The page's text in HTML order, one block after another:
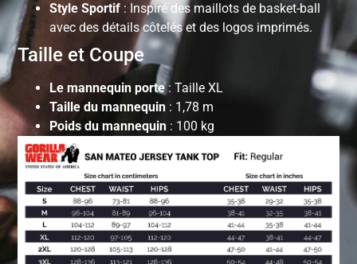
Style Sportif : Inspiré des maillots de basket-ball
avec des détails côtelés et des logos imprimés.
Taille et Coupe
Le mannequin porte: Taille XL
Taille du mannequin : 1,78 m
Poids du mannequin : 100 kg